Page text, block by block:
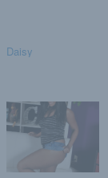
Daisy